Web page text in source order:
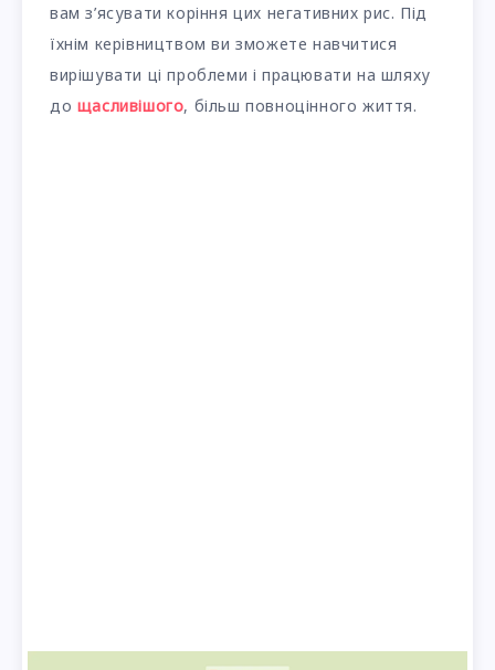
вам з’ясувати коріння цих негативних рис. Під
їхнім керівництвом ви зможете навчитися
вирішувати ці проблеми і працювати на шляху
до щасливішого, більш повноцінного життя.